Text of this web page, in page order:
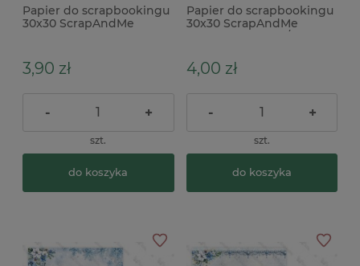
Papier do scrapbookingu
30x30 ScrapAndMe
3,90 zł
- +
szt.
do koszyka
Papier do scrapbookingu
30x30 ScrapAndMe
4,00 zł
- +
szt.
do koszyka